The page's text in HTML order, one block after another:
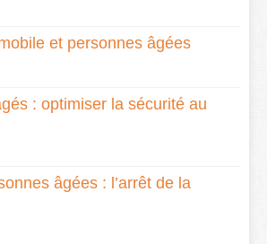
et personnes âgées
: optimiser la sécurité au
âgées : l’arrêt de la